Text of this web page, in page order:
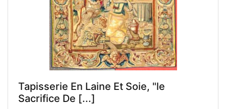
Tapisserie En Laine Et Soie, "le
Sacrifice De [...]